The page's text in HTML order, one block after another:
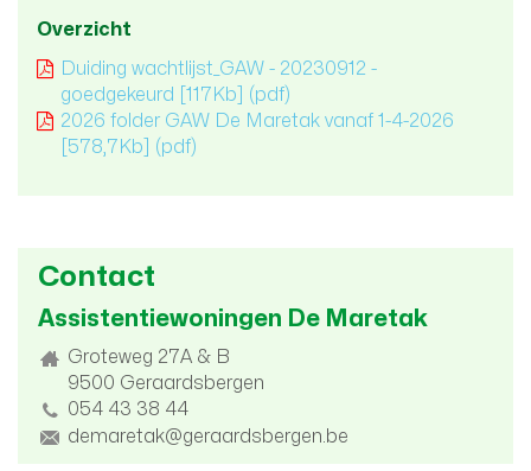
Overzicht
Duiding wachtlijst_GAW - 20230912 -
goedgekeurd [117Kb] (pdf)
2026 folder GAW De Maretak vanaf 1-4-2026
[578,7Kb] (pdf)
Contact
Assistentiewoningen De Maretak
AdresGroteweg 27A & B
9500 Geraardsbergen
tel. 054 43 38 44
E- demaretak@geraardsbergen.be